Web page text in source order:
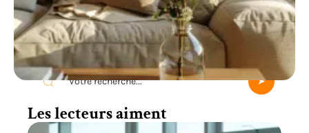
Recherche
Les lecteurs aiment